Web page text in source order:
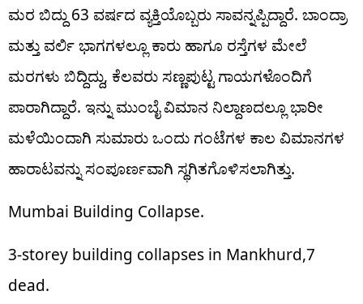
ಮರ ಬಿದ್ದು 63 ವರ್ಷದ ವ್ಯಕ್ತಿಯೊಬ್ಬರು ಸಾವನ್ನಪ್ಪಿದ್ದಾರೆ. ಬಾಂದ್ರಾ
ಮತ್ತು ವರ್ಲಿ ಭಾಗಗಳಲ್ಲೂ ಕಾರು ಹಾಗೂ ರಸ್ತೆಗಳ ಮೇಲೆ
ಮರಗಳು ಬಿದ್ದಿದ್ದು, ಕೆಲವರು ಸಣ್ಣಪುಟ್ಟ ಗಾಯಗಳೊಂದಿಗೆ
ಪಾರಾಗಿದ್ದಾರೆ. ಇನ್ನು ಮುಂಬೈ ವಿಮಾನ ನಿಲ್ದಾಣದಲ್ಲೂ ಭಾರೀ
ಮಳೆಯಿಂದಾಗಿ ಸುಮಾರು ಒಂದು ಗಂಟೆಗಳ ಕಾಲ ವಿಮಾನಗಳ
ಹಾರಾಟವನ್ನು ಸಂಪೂರ್ಣವಾಗಿ ಸ್ಥಗಿತಗೊಳಿಸಲಾಗಿತ್ತು.
Mumbai Building Collapse.
3-storey building collapses in Mankhurd,7
dead.